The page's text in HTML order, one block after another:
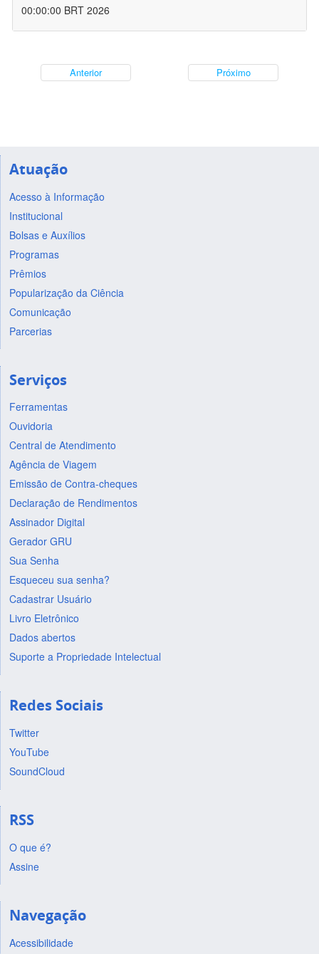
00:00:00 BRT 2026
Anterior Próximo
Atuação
Acesso à Informação
Institucional
Bolsas e Auxílios
Programas
Prêmios
Popularização da Ciência
Comunicação
Parcerias
Serviços
Ferramentas
Ouvidoria
Central de Atendimento
Agência de Viagem
Emissão de Contra-cheques
Declaração de Rendimentos
Assinador Digital
Gerador GRU
Sua Senha
Esqueceu sua senha?
Cadastrar Usuário
Livro Eletrônico
Dados abertos
Suporte a Propriedade Intelectual
Redes Sociais
Twitter
YouTube
SoundCloud
RSS
O que é?
Assine
Navegação
Acessibilidade